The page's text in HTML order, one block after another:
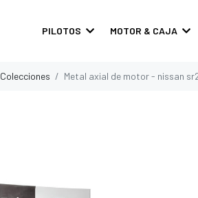
PILOTOS MOTOR & CAJA
Colecciones Metal axial de motor - nissan